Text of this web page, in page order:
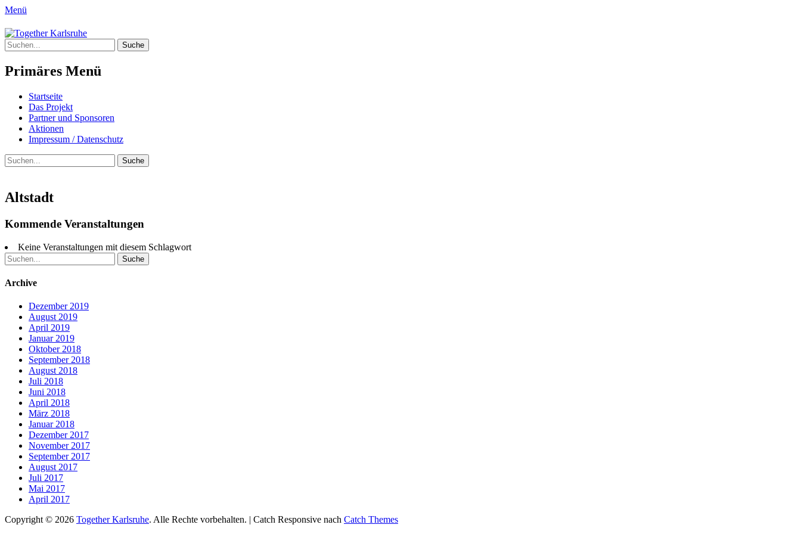
Menü
Together Karlsruhe
Integration von jungen Menschen mit Fluchterfahrung und Migrationshintergrund
Suche
nach:
Primäres Menü
Springe
zum
Inhalt
Startseite
Das Projekt
Partner und Sponsoren
Aktionen
Impressum / Datenschutz
Suchen
Suche
nach:
Altstadt
Kommende Veranstaltungen
Keine Veranstaltungen mit diesem Schlagwort
Suche
nach:
Archive
Dezember 2019
August 2019
April 2019
Januar 2019
Oktober 2018
September 2018
August 2018
Juli 2018
Juni 2018
April 2018
März 2018
Januar 2018
Dezember 2017
November 2017
September 2017
August 2017
Juli 2017
Mai 2017
April 2017
Copyright © 2026 Together Karlsruhe. Alle Rechte vorbehalten. | Catch Responsive nach Catch Themes